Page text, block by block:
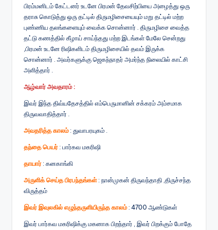
பிரம்மனிடம் கேட்டனர் உடனே பிரமன் தேவசிற்பியை அழைத்து ஒரு
தராசு கொடுத்து ஒரு தட்டில் திருமழிசையையும் மறு தட்டில் மற்ற
புண்ணிய தலங்களையும் வைக்க சொன்னார் . திருமழிசை வைத்த
தட்டு கணத்தில் கீழாய் சாய்ந்தது மற்ற இடங்கள் மேலே சென்றது
,பிரமன் உடனே ரிஷிகளிடம் திருமழிசையில் தவம் இருக்க
சொன்னார் . அவர்களுக்கு ஜெகந்நாதர் அமர்ந்த நிலையில் காட்சி
அளித்தார் .
ஆழ்வார் அவதாரம் :
இவர் இந்த திவ்யதேசத்தில் எம்பெருமானின் சக்கரம் அம்சமாக
திருவவாதித்தார் .
அவதரித்த காலம்: துவாபரயுகம் .
தந்தை பெயர் : பார்கவ மகரிஷி
தாயார் : கனகாங்கி
அருளிக் செய்த பிரபந்தங்கள்: நான்முகன் திருவந்தாதி ,திருச்சந்த
விருத்தம்
இவர் இவுலகில் எழுந்தருளியிருந்த காலம்: 4700 ஆண்டுகள்
இவர் பார்கவ மகரிஷிக்கு மகனாக பிறந்தார் , இவர் பிறக்கும் போதே